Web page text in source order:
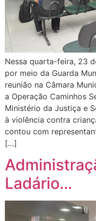
Nessa quarta-feira, 23
por meio da Guarda
reunião na Câmara
a Operação Caminhos
Ministério da Justiça e
à violência contra
contou com
[…]
Ladário…